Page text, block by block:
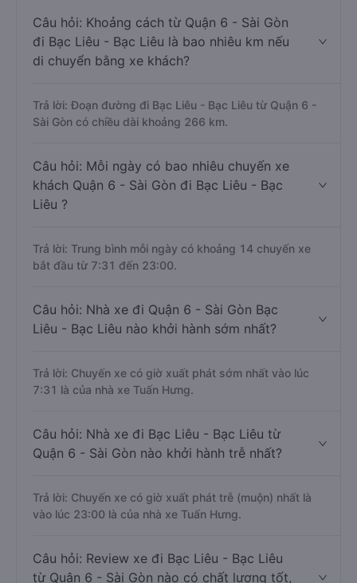
Câu hỏi: Khoảng cách từ Quận 6 - Sài Gòn
đi Bạc Liêu - Bạc Liêu là bao nhiêu km nếu
di chuyển bằng xe khách?
Trả lời: Đoạn đường đi Bạc Liêu - Bạc Liêu từ Quận 6 -
Sài Gòn có chiều dài khoảng 266 km.
Câu hỏi: Mỗi ngày có bao nhiêu chuyến xe
khách Quận 6 - Sài Gòn đi Bạc Liêu - Bạc
Liêu ?
Trả lời: Trung bình mỗi ngày có khoảng 14 chuyến xe
bắt đầu từ 7:31 đến 23:00.
Câu hỏi: Nhà xe đi Quận 6 - Sài Gòn Bạc
Liêu - Bạc Liêu nào khởi hành sớm nhất?
Trả lời: Chuyến xe có giờ xuất phát sớm nhất vào lúc
7:31 là của nhà xe Tuấn Hưng.
Câu hỏi: Nhà xe đi Bạc Liêu - Bạc Liêu từ
Quận 6 - Sài Gòn nào khởi hành trễ nhất?
Trả lời: Chuyến xe có giờ xuất phát trễ (muộn) nhất là
vào lúc 23:00 là của nhà xe Tuấn Hưng.
Câu hỏi: Review xe đi Bạc Liêu - Bạc Liêu
từ Quận 6 - Sài Gòn nào có chất lượng tốt,